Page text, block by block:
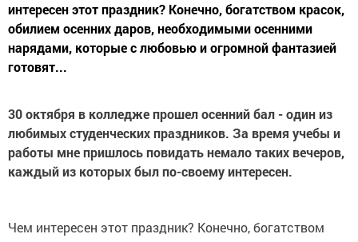
интересен этот праздник? Конечно, богатством красок,
обилием осенних даров, необходимыми осенними
нарядами, которые с любовью и огромной фантазией
готовят...
30 октября в колледже прошел осенний бал - один из
любимых студенческих праздников. За время учебы и
работы мне пришлось повидать немало таких вечеров,
каждый из которых был по-своему интересен.
Чем интересен этот праздник? Конечно, богатством